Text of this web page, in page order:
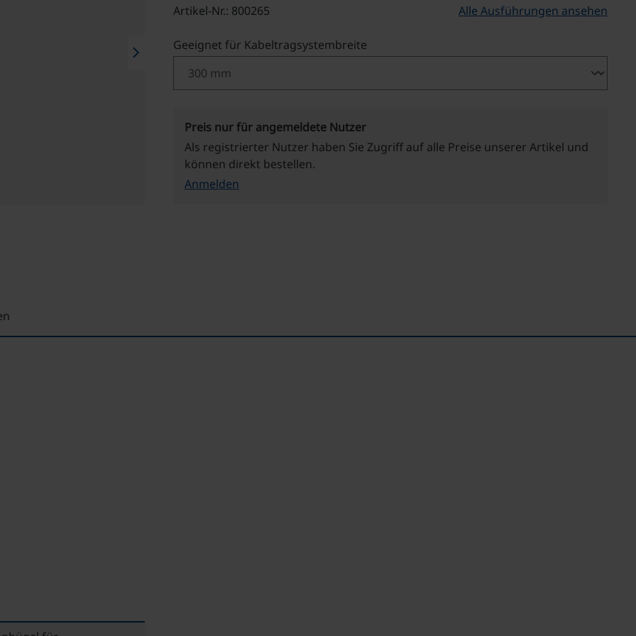
chevron_right
Artikel-Nr.: 800265
Alle Ausführungen ansehen
Geeignet für Kabeltragsystembreite
Preis nur für angemeldete Nutzer
Als registrierter Nutzer haben Sie Zugriff auf alle Preise unserer Artikel und
können direkt bestellen.
Anmelden